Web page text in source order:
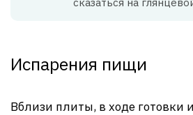
Испарения пищи
Вблизи плиты, в ходе готовки